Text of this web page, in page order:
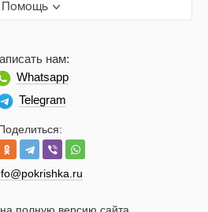
Помощь
нам:
Whatsapp
Telegram